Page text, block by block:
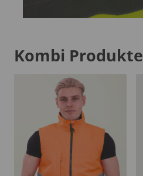
Kombi Produkte